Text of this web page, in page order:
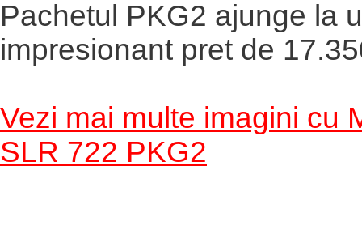
Pachetul PKG2 ajunge la
impresionant pret de
Vezi mai multe imagini cu
SLR 722 PKG2